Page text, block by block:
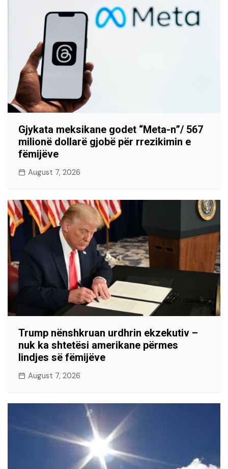
Gjykata meksikane godet “Meta-n”/ 567
milionë dollarë gjobë për rrezikimin e
fëmijëve
August 7, 2026
Trump nënshkruan urdhrin ekzekutiv –
nuk ka shtetësi amerikane përmes
lindjes së fëmijëve
August 7, 2026